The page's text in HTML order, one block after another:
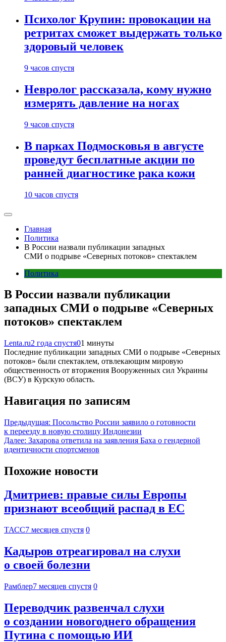
Психолог Крупин: провокации на
ретритах сможет выдержать только
здоровый человек
9 часов спустя
Невролог рассказала, кому нужно
измерять давление на ногах
9 часов спустя
В парках Подмосковья в августе
проведут бесплатные акции по
ранней диагностике рака кожи
10 часов спустя
Главная
Политика
В России назвали публикации западных
СМИ о подрыве «Северных потоков» спектаклем
Политика
В России назвали публикации
западных СМИ о подрыве «Северных
потоков» спектаклем
Lenta.ru2 года спустя01 минуты
Последние публикации западных СМИ о подрыве «Северных
потоков» были спектаклем, отвлекающим мировую
общественность от вторжения Вооруженных сил Украины
(ВСУ) в Курскую область.
Навигация по записям
Предыдущая: Посольство России заявило о готовности
к переезду в новую столицу Индонезии
Далее: Захарова ответила на заявления Баха о гендерной
идентичности спортсменов
Похожие новости
Дмитриев: правые силы Европы
признают всеобщий распад в ЕС
ТАСС7 месяцев спустя 0
Кадыров отреагировал на слухи
о своей болезни
Рамблер7 месяцев спустя 0
Переводчик развенчал слухи
о создании новогоднего обращения
Путина с помощью ИИ